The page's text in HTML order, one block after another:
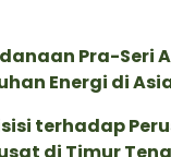
Pra-Seri
Energi di
terhadap
di Timur